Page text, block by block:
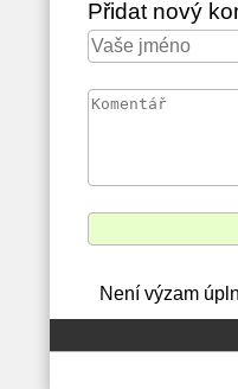
Přidat nový
Není výzam